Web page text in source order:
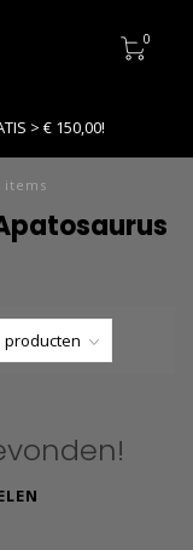
0
> € 150,00!
items